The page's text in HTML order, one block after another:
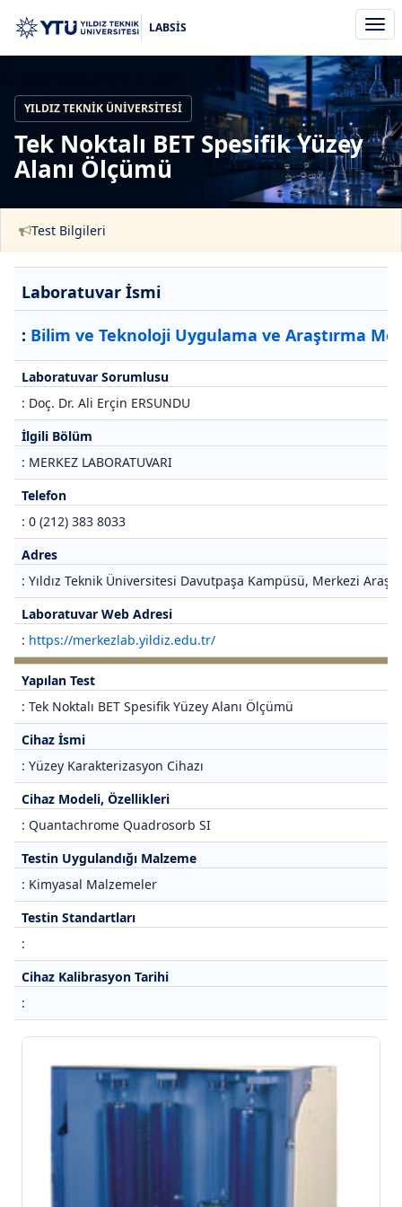
aç/
LABSİS
YILDIZ TEKNIK ÜNIVERSITESI
Tek Noktalı BET Spesifik Yüzey
Alanı Ölçümü
Test Bilgileri
Laboratuvar İsmi
: Bilim ve Teknoloji Uygulama ve Araştırma
Laboratuvar Sorumlusu
: Doç. Dr. Ali Erçin ERSUNDU
İlgili Bölüm
: MERKEZ LABORATUVARI
Telefon
: 0 (212) 383 8033
Adres
: Yıldız Teknik Üniversitesi Davutpaşa Kampüsü, Merkezi
Laboratuvar Web Adresi
: https://merkezlab.yildiz.edu.tr/
Yapılan Test
: Tek Noktalı BET Spesifik Yüzey Alanı Ölçümü
Cihaz İsmi
: Yüzey Karakterizasyon Cihazı
Cihaz Modeli, Özellikleri
: Quantachrome Quadrosorb SI
Testin Uygulandığı Malzeme
: Kimyasal Malzemeler
Testin Standartları
:
Cihaz Kalibrasyon Tarihi
: